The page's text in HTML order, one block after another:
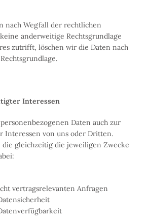
nach Wegfall der rechtlichen
anderweitige Rechtsgrundlage
zutrifft, löschen wir die Daten nach
Interessen
Daten auch zur
Interessen von uns oder Dritten.
die gleichzeitig die jeweiligen Zwecke
vertragsrelevanten Anfragen